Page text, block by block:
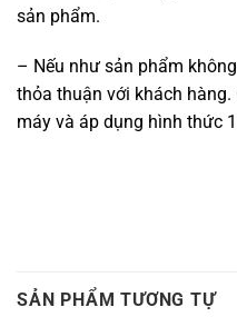
sản phẩm.
– Nếu như sản phẩm
thỏa thuận với khách
máy và áp dụng hình thức
SẢN PHẨM TƯƠNG TỰ